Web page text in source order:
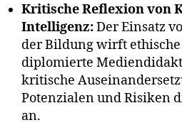
Kritische Reflexion von
Intelligenz:Der Einsatz
der Bildung wirft
diplomierte
kritische
Potenzialen und Risiken
an.